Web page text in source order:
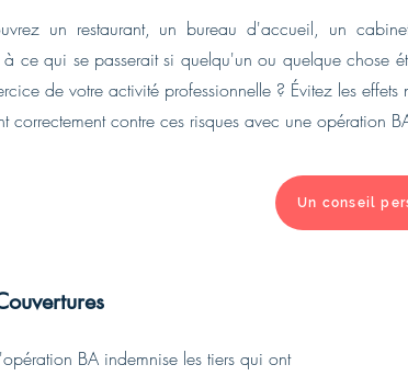
un restaurant, un bureau d'accueil, un
à ce qui se passerait si quelqu'un ou quelque chose
de votre activité professionnelle ? Évitez les
correctement contre ces risques avec une opération
Un conseil
BA indemnise les tiers qui ont